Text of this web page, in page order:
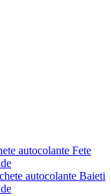
autocolante Fete
autocolante Baieti